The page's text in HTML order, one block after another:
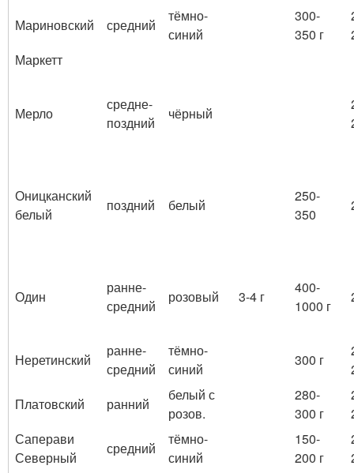
Мариновский
средний
тёмно-
синий
300-
350 г
Маркетт
Мерло
средне-
поздний
чёрный
Оницканский
белый
поздний белый
250-
350
Один
ранне-
средний
розовый 3-4 г
400-
1000 г
Неретинский
ранне-
средний
тёмно-
синий
300 г
Платовский
ранний
белый с
розов.
280-
300 г
Саперави
Северный
средний
тёмно-
синий
150-
200 г